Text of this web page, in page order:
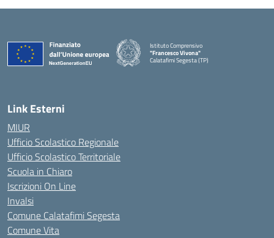
Istituto Comprensivo
"Francesco Vivona"
Calatafimi Segesta (TP)
— Visita la pagina iniziale della scuola
Link Esterni
MIUR
Ufficio Scolastico Regionale
Ufficio Scolastico Territoriale
Scuola in Chiaro
Iscrizioni On Line
Invalsi
Comune Calatafimi Segesta
Comune Vita